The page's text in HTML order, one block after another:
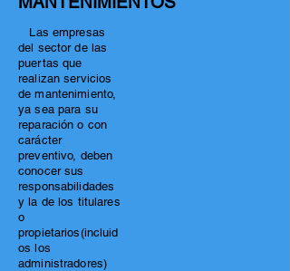
Las empresas
del sector de las
puertas que
realizan servicios
de mantenimiento,
ya sea para su
reparación o con
carácter
preventivo, deben
conocer sus
responsabilidades
y la de los titulares
o
propietarios(incluid
os los
administradores)